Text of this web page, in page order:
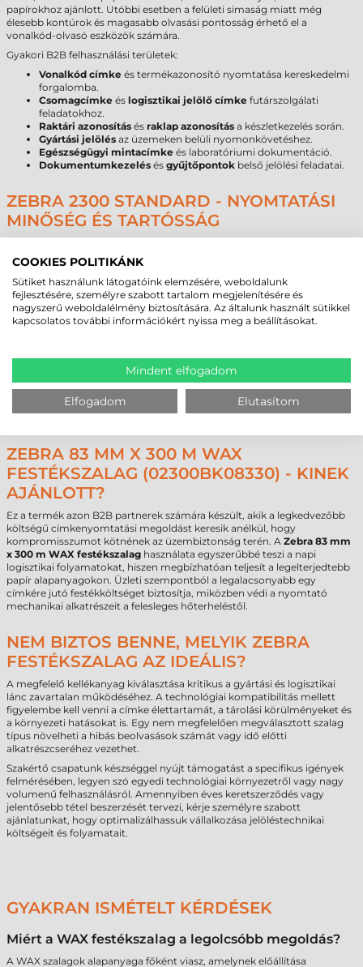
papírokhoz ajánlott. Utóbbi esetben a felületi simaság miatt még
élesebb kontúrok és magasabb olvasási pontosság érhető el a
vonalkód-olvasó eszközök számára.
Gyakori B2B felhasználási területek:
Vonalkód címke és termékazonosító nyomtatása kereskedelmi
forgalomba.
Csomagcímke és logisztikai jelölő címke futárszolgálati
feladatokhoz.
Raktári azonosítás és raklap azonosítás a készletkezelés során.
Gyártási jelölés az üzemeken belüli nyomonkövetéshez.
Egészségügyi mintacímke és laboratóriumi dokumentáció.
Dokumentumkezelés és gyűjtőpontok belső jelölési feladatai.
ZEBRA 2300 STANDARD - NYOMTATÁSI
MINŐSÉG ÉS TARTÓSSÁG
elengedhetetlen a sűrű adatszerkezetű vonalkódok hiba nélküli
beolvasásához. A technológia egyik legnagyobb előnye az alacsony
hőigény, ami kíméli a nyomtatófejet, így csökkentve a karbantartási
költségeket és a váratlan leállások kockázatát. A nyomat beltéri, száraz
környezetben nyújt stabil teljesítményt, és ellenáll a normál napi
dörzsölésnek, ami a csomagkezelés során előfordulhat.
mint a nyomtatott címke szélessége. Ebben az esetben a 83 mm
szélesség ideális a 76-80 mm széles címkékhez. Amennyiben a szalag és
a címke azonos szélességű, a címke szélei közvetlenül érintkezhetnek a
nyomtatófejjel, ami a hordozóanyag érdessége miatt hosszú távon
ZEBRA 83 MM X 300 M WAX
FESTÉKSZALAG (02300BK08330) - KINEK
AJÁNLOTT?
Ez a termék azon B2B partnerek számára készült, akik a legkedvezőbb
költségű címkenyomtatási megoldást keresik anélkül, hogy
kompromisszumot kötnének az üzembiztonság terén. A Zebra 83 mm
x 300 m WAX festékszalag használata egyszerűbbé teszi a napi
logisztikai folyamatokat, hiszen megbízhatóan teljesít a legelterjedtebb
papír alapanyagokon. Üzleti szempontból a legalacsonyabb egy
címkére jutó festékköltséget biztosítja, miközben védi a nyomtató
mechanikai alkatrészeit a felesleges hőterheléstől.
NEM BIZTOS BENNE, MELYIK ZEBRA
FESTÉKSZALAG AZ IDEÁLIS?
A megfelelő kellékanyag kiválasztása kritikus a gyártási és logisztikai
lánc zavartalan működéséhez. A technológiai kompatibilitás mellett
figyelembe kell venni a címke élettartamát, a tárolási körülményeket és
a környezeti hatásokat is. Egy nem megfelelően megválasztott szalag
típus növelheti a hibás beolvasások számát vagy idő előtti
alkatrészcseréhez vezethet.
Szakértő csapatunk készséggel nyújt támogatást a specifikus igények
felmérésében, legyen szó egyedi technológiai környezetről vagy nagy
volumenű felhasználásról. Amennyiben éves keretszerződés vagy
jelentősebb tétel beszerzését tervezi, kérje személyre szabott
ajánlatunkat, hogy optimalizálhassuk vállalkozása jelöléstechnikai
költségeit és folyamatait.
GYAKRAN ISMÉTELT KÉRDÉSEK
Miért a WAX festékszalag a legolcsóbb megoldás?
A WAX szalagok alapanyaga főként viasz, amelynek előállítása
COOKIES POLITIKÁNK
Sütiket használunk látogatóink elemzésére, weboldalunk
fejlesztésére, személyre szabott tartalom megjelenítésére és
nagyszerű weboldalélmény biztosítására. Az általunk használt sütikkel
kapcsolatos további információkért nyissa meg a beállításokat.
Mindent elfogadom
Elfogadom Elutasítom